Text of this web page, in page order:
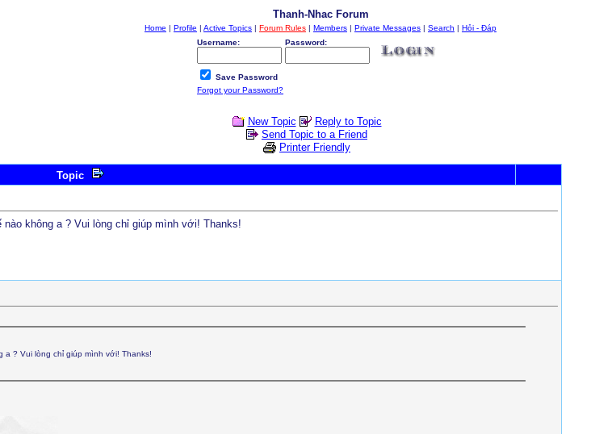
Thanh-Nhac Forum
Home | Profile | Active Topics | Forum Rules | Members | Private Messages | Search | Hỏi - Đáp
Username:
Password:
Save Password
Forgot your Password?
New Topic
Reply to Topic
Send Topic to a Friend
Printer Friendly
Topic
không a ? Vui lòng chỉ giúp mình với! Thanks!
? Vui lòng chỉ giúp mình với! Thanks!